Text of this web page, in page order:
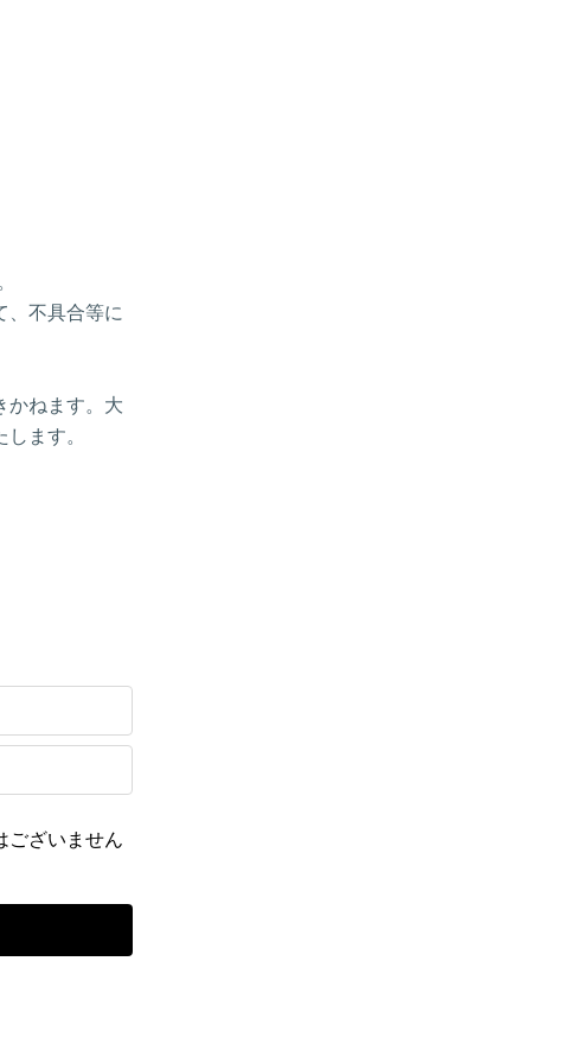
、不具合等に
かねます。大
ます。
ございません